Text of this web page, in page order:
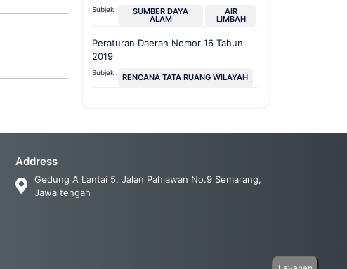
Subjek : SUMBER DAYA
ALAM
AIR
LIMBAH
Peraturan Daerah Nomor 16 Tahun
2019
Subjek : RENCANA TATA RUANG WILAYAH
Address
Gedung A Lantai 5, Jalan Pahlawan No.9 Semarang,
Jawa tengah